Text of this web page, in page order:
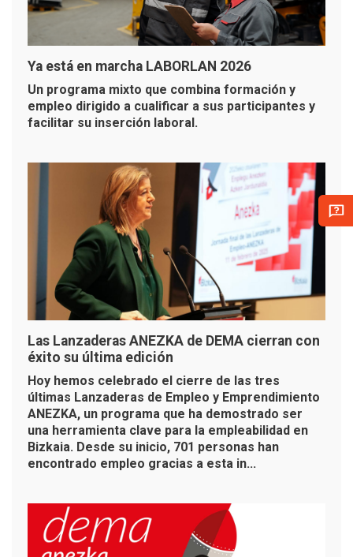
Ya está en marcha LABORLAN 2026
Un programa mixto que combina formación y
empleo dirigido a cualificar a sus participantes y
facilitar su inserción laboral.
Las Lanzaderas ANEZKA de DEMA cierran con
éxito su última edición
Hoy hemos celebrado el cierre de las tres
últimas Lanzaderas de Empleo y Emprendimiento
ANEZKA, un programa que ha demostrado ser
una herramienta clave para la empleabilidad en
Bizkaia. Desde su inicio, 701 personas han
encontrado empleo gracias a esta in...